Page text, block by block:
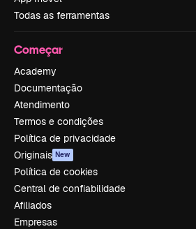
Todas as ferramentas
Começar
Academy
Documentação
Atendimento
Termos e condições
Política de privacidade
Originais New
Política de cookies
Central de confiabilidade
Afiliados
Empresas